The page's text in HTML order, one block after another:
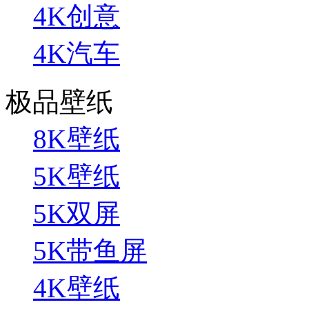
4K创意
4K汽车
极品壁纸
8K壁纸
5K壁纸
5K双屏
5K带鱼屏
4K壁纸